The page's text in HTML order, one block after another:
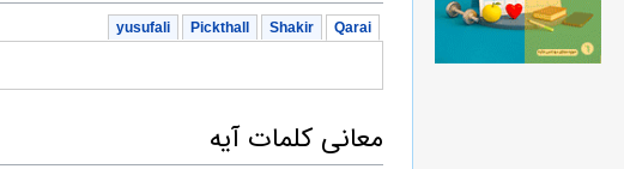
Qarai
Shakir
Pickthall
yusufali
معانی کلمات آیه